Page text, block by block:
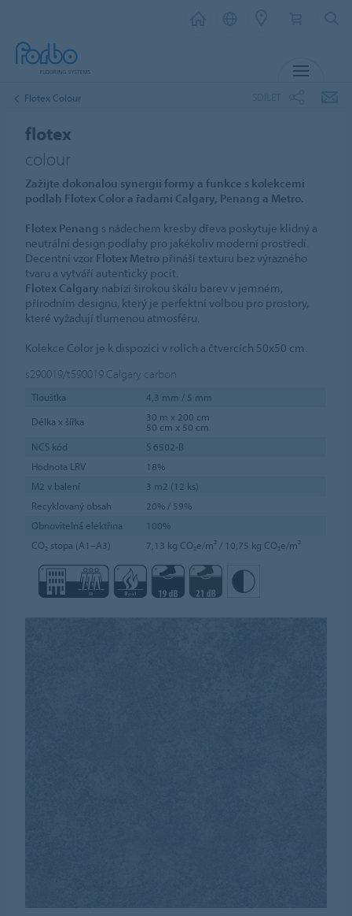
Flotex Colour
flotex
colour
Zažijte dokonalou synergii formy a funkce s kolekcemi
podlah Flotex Color a řadami Calgary, Penang a Metro.
Flotex Penang s nádechem kresby dřeva poskytuje klidný a
neutrální design podlahy pro jakékoliv moderní prostředí.
Decentní vzor Flotex Metro přináší texturu bez výrazného
tvaru a vytváří autentický pocit.
Flotex Calgary nabízí širokou škálu barev v jemném,
přírodním designu, který je perfektní volbou pro prostory,
které vyžadují tlumenou atmosféru.
Kolekce Color je k dispozici v rolích a čtvercích 50x50 cm.
s290019/t590019 Calgary carbon
Tloušťka
4,3 mm / 5 mm
Délka x šířka
30 m x 200 cm
50 cm x 50 cm
NCS kód
S 6502-B
Hodnota LRV
18%
M2 v balení
3 m2 (12 ks)
Recyklovaný obsah
20% / 59%
Obnovitelná elektřina
100%
CO₂ stopa (A1–A3)
7,13 kg CO₂e/m² / 10,75 kg CO₂e/m²